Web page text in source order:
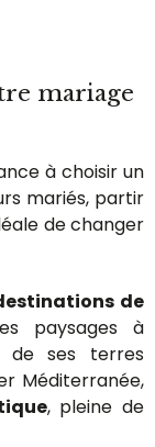
mariage
à choisir un
mariés, partir
de changer
de
paysages à
de ses terres
Méditerranée,
, pleine de